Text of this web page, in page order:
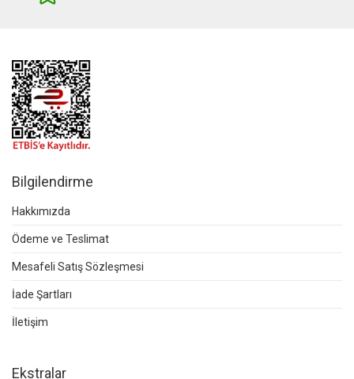
Bilgilendirme
Hakkımızda
Ödeme ve Teslimat
Mesafeli Satış Sözleşmesi
İade Şartları
İletişim
Ekstralar